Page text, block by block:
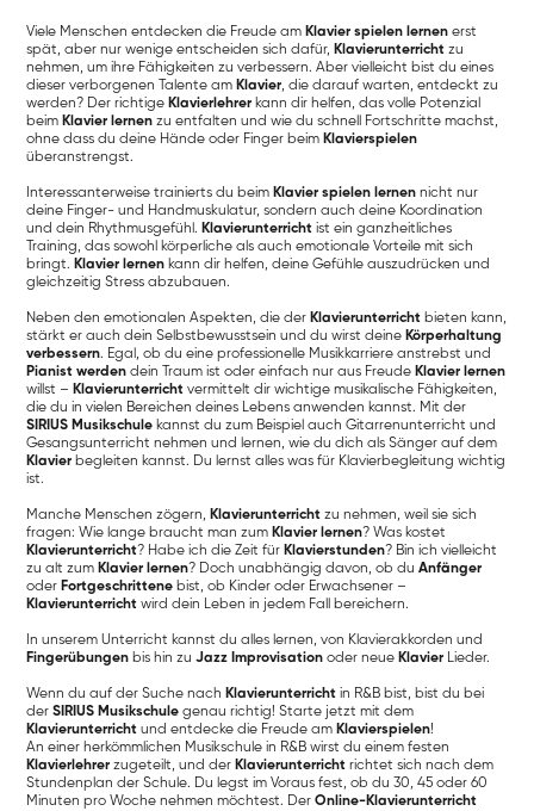
Viele Menschen entdecken die Freude am Klavier spielen lernen erst
spät, aber nur wenige entscheiden sich dafür, Klavierunterricht zu
nehmen, um ihre Fähigkeiten zu verbessern. Aber vielleicht bist du eines
dieser verborgenen Talente am Klavier, die darauf warten, entdeckt zu
werden? Der richtige Klavierlehrer kann dir helfen, das volle Potenzial
beim Klavier lernen zu entfalten und wie du schnell Fortschritte machst,
ohne dass du deine Hände oder Finger beim Klavierspielen
überanstrengst.
Interessanterweise trainierts du beim Klavier spielen lernen nicht nur
deine Finger- und Handmuskulatur, sondern auch deine Koordination
und dein Rhythmusgefühl. Klavierunterricht ist ein ganzheitliches
Training, das sowohl körperliche als auch emotionale Vorteile mit sich
bringt. Klavier lernen kann dir helfen, deine Gefühle auszudrücken und
gleichzeitig Stress abzubauen.
Neben den emotionalen Aspekten, die der Klavierunterricht bieten kann,
stärkt er auch dein Selbstbewusstsein und du wirst deine Körperhaltung
verbessern. Egal, ob du eine professionelle Musikkarriere anstrebst und
Pianist werden dein Traum ist oder einfach nur aus Freude Klavier lernen
willst – Klavierunterricht vermittelt dir wichtige musikalische Fähigkeiten,
die du in vielen Bereichen deines Lebens anwenden kannst. Mit der
SIRIUS Musikschule kannst du zum Beispiel auch Gitarrenunterricht und
Gesangsunterricht nehmen und lernen, wie du dich als Sänger auf dem
Klavier begleiten kannst. Du lernst alles was für Klavierbegleitung wichtig
ist.
Manche Menschen zögern, Klavierunterricht zu nehmen, weil sie sich
fragen: Wie lange braucht man zum Klavier lernen? Was kostet
Klavierunterricht? Habe ich die Zeit für Klavierstunden? Bin ich vielleicht
zu alt zum Klavier lernen? Doch unabhängig davon, ob duAnfänger
oder Fortgeschrittene bist, ob Kinder oder Erwachsener –
Klavierunterricht wird dein Leben in jedem Fall bereichern.
In unserem Unterricht kannst du alles lernen, von Klavierakkorden und
Fingerübungen bis hin zuJazz Improvisation oder neue Klavier Lieder.
Wenn du auf der Suche nach Klavierunterricht in R&B bist, bist du bei
derSIRIUS Musikschule genau richtig! Starte jetzt mit dem
Klavierunterricht und entdecke die Freude am Klavierspielen!
An einer herkömmlichen Musikschule in R&B wirst du einem festen
Klavierlehrer zugeteilt, und der Klavierunterricht richtet sich nach dem
Stundenplan der Schule. Du legst im Voraus fest, ob du 30, 45 oder 60
Minuten pro Woche nehmen möchtest. DerOnline-Klavierunterricht